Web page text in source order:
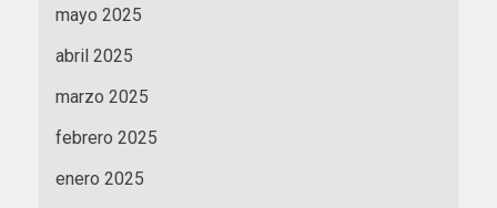
mayo 2025
abril 2025
marzo 2025
febrero 2025
enero 2025